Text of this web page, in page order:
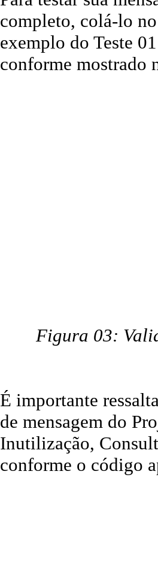
completo, colá-lo
exemplo do Teste
conforme mostrado
Figura 03:
É importante
de mensagem do
Inutilização,
conforme o código